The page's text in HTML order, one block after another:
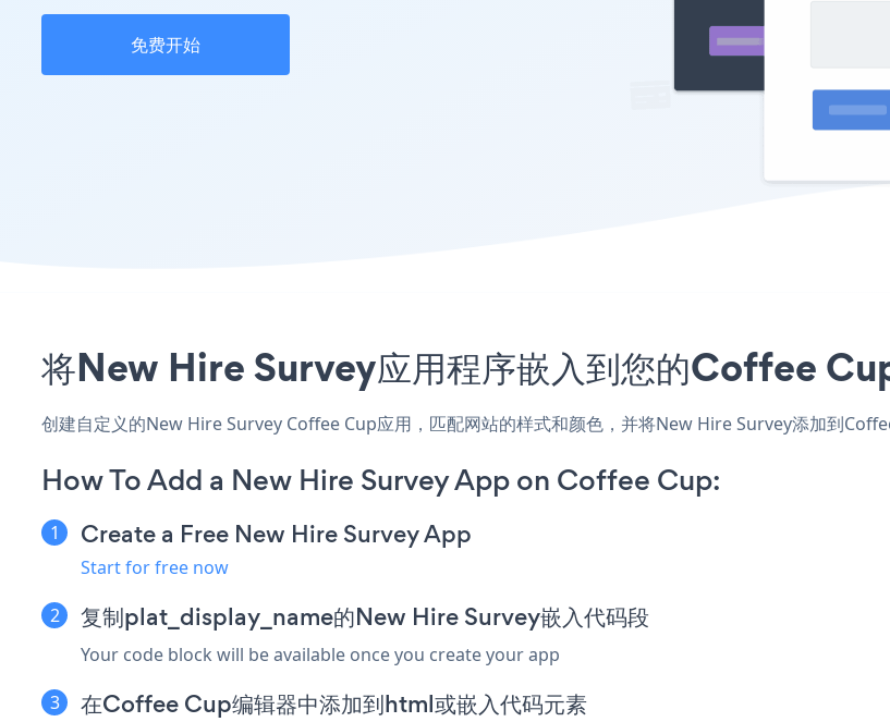
免费开始
将New Hire Survey应用程序嵌入到您的Coffee
创建自定义的New Hire Survey Coffee Cup应用，匹配网站的样式和颜色，并将New Hire Survey添加到
How To Add a New Hire Survey App on Coffee Cup:
Create a Free New Hire Survey App
Start for free now
复制plat_display_name的New Hire Survey嵌入代码段
Your code block will be available once you create your app
在Coffee Cup编辑器中添加到html或嵌入代码元素